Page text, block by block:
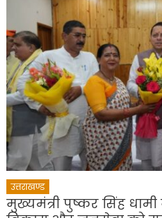
उत्तराखण्ड
मुख्यमंत्री पुष्कर सिंह धामी